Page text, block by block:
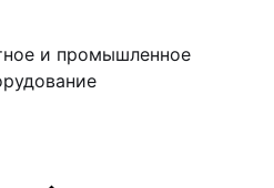
и промышленное